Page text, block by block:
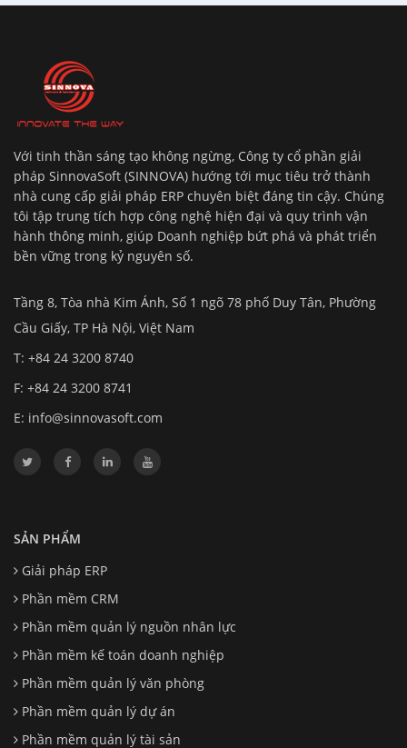
Với tinh thần sáng tạo không ngừng, Công ty cổ phần giải
pháp SinnovaSoft (SINNOVA) hướng tới mục tiêu trở thành
nhà cung cấp giải pháp ERP chuyên biệt đáng tin cậy. Chúng
tôi tập trung tích hợp công nghệ hiện đại và quy trình vận
hành thông minh, giúp Doanh nghiệp bứt phá và phát triển
bền vững trong kỷ nguyên số.
Tầng 8, Tòa nhà Kim Ánh, Số 1 ngõ 78 phố Duy Tân, Phường
Cầu Giấy, TP Hà Nội, Việt Nam
T: +84 24 3200 8740
F: +84 24 3200 8741
E: info@sinnovasoft.com
SẢN PHẨM
Giải pháp ERP
Phần mềm CRM
Phần mềm quản lý nguồn nhân lực
Phần mềm kế toán doanh nghiệp
Phần mềm quản lý văn phòng
Phần mềm quản lý dự án
Phần mềm quản lý tài sản